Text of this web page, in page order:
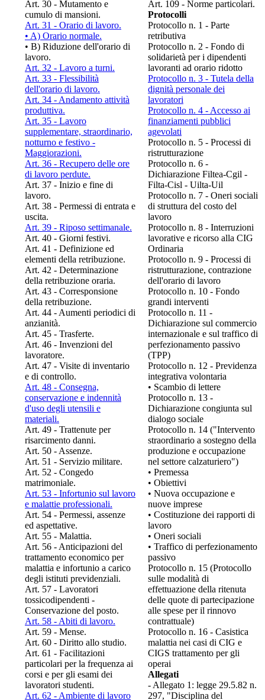
Art. 30 - Mutamento e
cumulo di mansioni.
Art. 31 - Orario di lavoro.
• A) Orario normale.
• B) Riduzione dell'orario di
lavoro.
Art. 32 - Lavoro a turni.
Art. 33 - Flessibilità
dell'orario di lavoro.
Art. 34 - Andamento attività
produttiva.
Art. 35 - Lavoro
supplementare, straordinario,
notturno e festivo -
Maggiorazioni.
Art. 36 - Recupero delle ore
di lavoro perdute.
Art. 37 - Inizio e fine di
lavoro.
Art. 38 - Permessi di entrata e
uscita.
Art. 39 - Riposo settimanale.
Art. 40 - Giorni festivi.
Art. 41 - Definizione ed
elementi della retribuzione.
Art. 42 - Determinazione
della retribuzione oraria.
Art. 43 - Corresponsione
della retribuzione.
Art. 44 - Aumenti periodici di
anzianità.
Art. 45 - Trasferte.
Art. 46 - Invenzioni del
lavoratore.
Art. 47 - Visite di inventario
e di controllo.
Art. 48 - Consegna,
conservazione e indennità
d'uso degli utensili e
materiali.
Art. 49 - Trattenute per
risarcimento danni.
Art. 50 - Assenze.
Art. 51 - Servizio militare.
Art. 52 - Congedo
matrimoniale.
Art. 53 - Infortunio sul lavoro
e malattie professionali.
Art. 54 - Permessi, assenze
ed aspettative.
Art. 55 - Malattia.
Art. 56 - Anticipazioni del
trattamento economico per
malattia e infortunio a carico
degli istituti previdenziali.
Art. 57 - Lavoratori
tossicodipendenti -
Conservazione del posto.
Art. 58 - Abiti di lavoro.
Art. 59 - Mense.
Art. 60 - Diritto allo studio.
Art. 61 - Facilitazioni
particolari per la frequenza ai
corsi e per gli esami dei
lavoratori studenti.
Art. 62 - Ambiente di lavoro
Art. 109 - Norme particolari.
Protocolli
Protocollo n. 1 - Parte
retributiva
Protocollo n. 2 - Fondo di
solidarietà per i dipendenti
lavoranti ad orario ridotto
Protocollo n. 3 - Tutela della
dignità personale dei
lavoratori
Protocollo n. 4 - Accesso ai
finanziamenti pubblici
agevolati
Protocollo n. 5 - Processi di
ristrutturazione
Protocollo n. 6 -
Dichiarazione Filtea-Cgil -
Filta-Cisl - Uilta-Uil
Protocollo n. 7 - Oneri sociali
di struttura del costo del
lavoro
Protocollo n. 8 - Interruzioni
lavorative e ricorso alla CIG
Ordinaria
Protocollo n. 9 - Processi di
ristrutturazione, contrazione
dell'orario di lavoro
Protocollo n. 10 - Fondo
grandi interventi
Protocollo n. 11 -
Dichiarazione sul commercio
internazionale e sul traffico di
perfezionamento passivo
(TPP)
Protocollo n. 12 - Previdenza
integrativa volontaria
• Scambio di lettere
Protocollo n. 13 -
Dichiarazione congiunta sul
dialogo sociale
Protocollo n. 14 ("Intervento
straordinario a sostegno della
produzione e occupazione
nel settore calzaturiero")
• Premessa
• Obiettivi
• Nuova occupazione e
nuove imprese
• Costituzione dei rapporti di
lavoro
• Oneri sociali
• Traffico di perfezionamento
passivo
Protocollo n. 15 (Protocollo
sulle modalità di
effettuazione della ritenuta
delle quote di partecipazione
alle spese per il rinnovo
contrattuale)
Protocollo n. 16 - Casistica
malattia nei casi di CIG e
CIGS trattamento per gli
operai
Allegati
- Allegato 1: legge 29.5.82 n.
297, "Disciplina del